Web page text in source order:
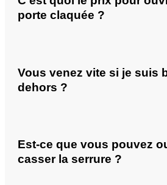
porte claquée ?
Vous venez vite si je suis
dehors ?
Est-ce que vous pouvez
casser la serrure ?